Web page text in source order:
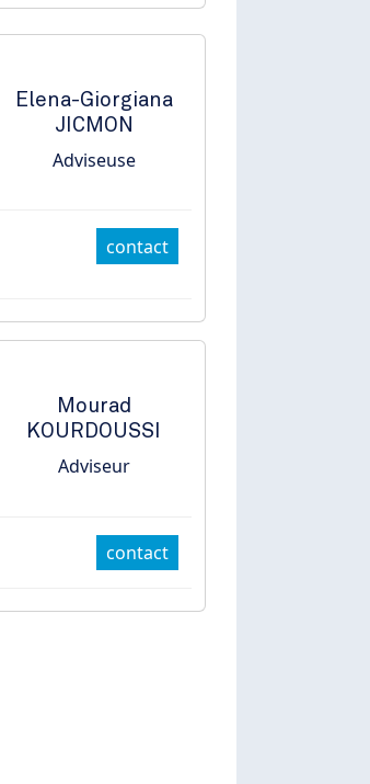
Elena-Giorgiana
JICMON
Adviseuse
contact
Mourad
KOURDOUSSI
Adviseur
contact